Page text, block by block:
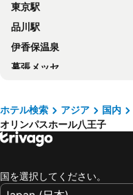
Toyoko Inn Tokyo Minami-machida
アパホテル＜町田駅東＞
東横イン東京八王子駅北口
ホテルウィングインターナショナル相模原
調布アーバンホテル
ソラノホテル
マロウド イン 東京
ホテルリソル町田
東京駅
品川駅
伊香保温泉
幕張メッセ
新宿駅
鬼怒川温泉
東京ディズニーシー
渋谷区
ホテル検索 アジア 国内
オリンパスホール八王子
国を選択してください。